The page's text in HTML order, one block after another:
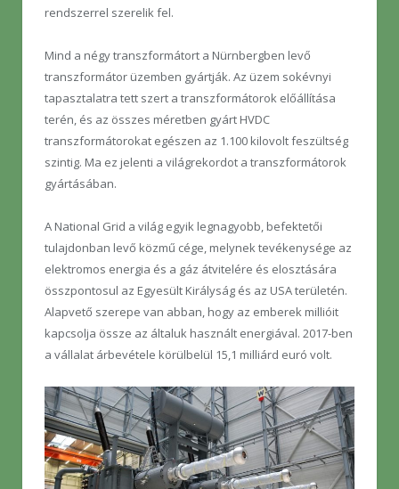
rendszerrel szerelik fel.
Mind a négy transzformátort a Nürnbergben levő
transzformátor üzemben gyártják. Az üzem sokévnyi
tapasztalatra tett szert a transzformátorok előállítása
terén, és az összes méretben gyárt HVDC
transzformátorokat egészen az 1.100 kilovolt feszültség
szintig. Ma ez jelenti a világrekordot a transzformátorok
gyártásában.
A National Grid a világ egyik legnagyobb, befektetői
tulajdonban levő közmű cége, melynek tevékenysége az
elektromos energia és a gáz átvitelére és elosztására
összpontosul az Egyesült Királyság és az USA területén.
Alapvető szerepe van abban, hogy az emberek millióit
kapcsolja össze az általuk használt energiával. 2017-ben
a vállalat árbevétele körülbelül 15,1 milliárd euró volt.